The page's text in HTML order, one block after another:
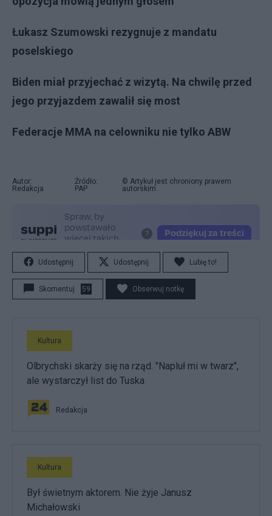
Łukasz Szumowski rezygnuje z mandatu
poselskiego
Biden miał przyjechać z wizytą. Na chwilę przed
jego przyjazdem zawalił się most
Federacje MMA na celowniku nie tylko ABW
Autor:
Redakcja
Źródło:
PAP
© Artykuł jest chroniony prawem
autorskim.
Udostępnij Udostępnij Lubię to!
Skomentuj 59 Obserwuj notkę
Kultura
Olbrychski skarży się na rząd. "Napluł mi w twarz",
ale wystarczył list do Tuska
Redakcja
Kultura
Był świetnym aktorem. Nie żyje Janusz
Michałowski